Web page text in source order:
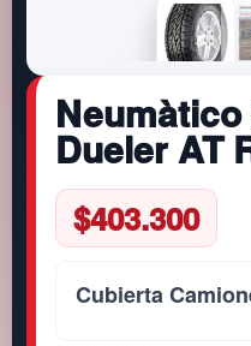
Neumàtico
Dueler AT
$403.300
Cubierta